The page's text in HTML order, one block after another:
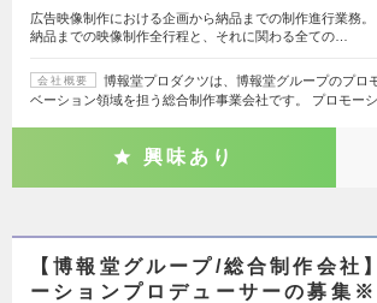
広告映像制作における企画から納品までの制作進行業務
納品までの映像制作全行程と、それに関わる全ての…
会社概要
博報堂プロダクツは、博報堂グループのプロ
ベーション領域を担う総合制作事業会社です。 プロモー
興味あり
【博報堂グループ/総合制作会社
ーションプロデューサーの募集